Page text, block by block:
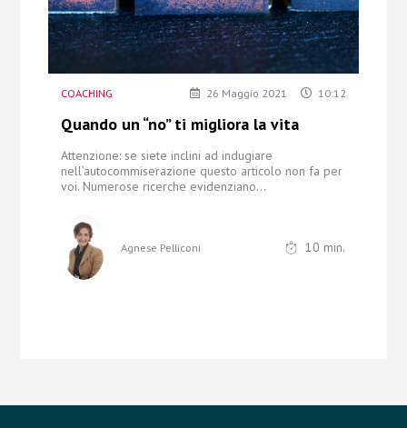
COACHING 26 Maggio 2021 10:12
Quando un “no” ti migliora la vita
Attenzione: se siete inclini ad indugiare
nell’autocommiserazione questo articolo non fa per
voi. Numerose ricerche evidenziano...
Agnese Pelliconi 10 min.